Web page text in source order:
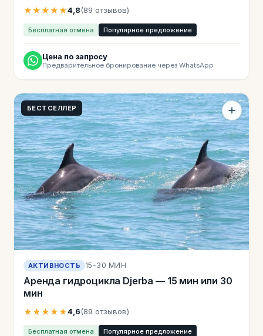
★★★★★4,8(89 отзывов)
Бесплатная отмена Популярное предложение
Цена по запросу
Предварительное бронирование через WhatsApp
БЕСТСЕЛЛЕР
АКТИВНОСТЬ 15-30 МИН
Аренда гидроцикла Djerba — 15 мин или 30
мин
★★★★★4,6(89 отзывов)
Бесплатная отмена Популярное предложение